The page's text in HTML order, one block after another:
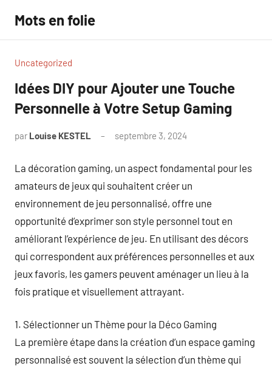
contenu
Mots en folie
Uncategorized
Idées DIY pour Ajouter une Touche
Personnelle à Votre Setup Gaming
par Louise KESTEL septembre 3, 2024
La décoration gaming, un aspect fondamental pour les
amateurs de jeux qui souhaitent créer un
environnement de jeu personnalisé, offre une
opportunité d’exprimer son style personnel tout en
améliorant l’expérience de jeu. En utilisant des décors
qui correspondent aux préférences personnelles et aux
jeux favoris, les gamers peuvent aménager un lieu à la
fois pratique et visuellement attrayant.
1. Sélectionner un Thème pour la Déco Gaming
La première étape dans la création d’un espace gaming
personnalisé est souvent la sélection d’un thème qui